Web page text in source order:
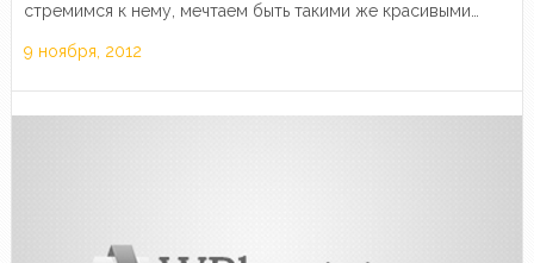
стремимся к нему, мечтаем быть такими же красивыми…
9 ноября, 2012